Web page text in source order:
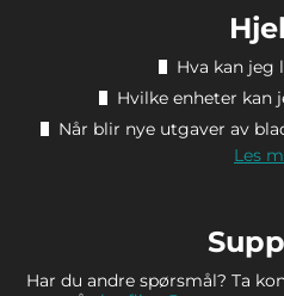
Hva kan jeg
Hvilke enheter kan
Når blir nye utgaver av
Les
Har du andre spørsmål? Ta